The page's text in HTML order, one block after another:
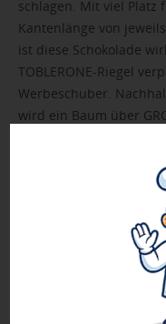
schlagen. Mit viel Platz
Kantenlänge von
ist diese Schokolade
TOBLERONE-Riegel
Werbeschuber.
wird ein Baum über
Forstwirtschaft und
➤ Inhalt:
Honig- und Mandel-
➤ FSC-Zertifikat
Muster wird mit einem